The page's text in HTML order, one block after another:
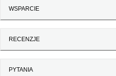
WSPARCIE
RECENZJE
PYTANIA